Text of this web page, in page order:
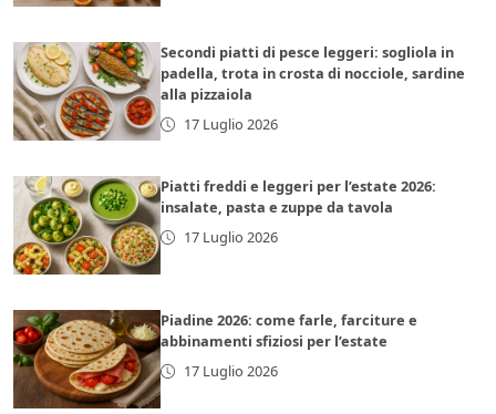
Secondi piatti di pesce leggeri: sogliola in
padella, trota in crosta di nocciole, sardine
alla pizzaiola
17 Luglio 2026
Piatti freddi e leggeri per l’estate 2026:
insalate, pasta e zuppe da tavola
17 Luglio 2026
Piadine 2026: come farle, farciture e
abbinamenti sfiziosi per l’estate
17 Luglio 2026